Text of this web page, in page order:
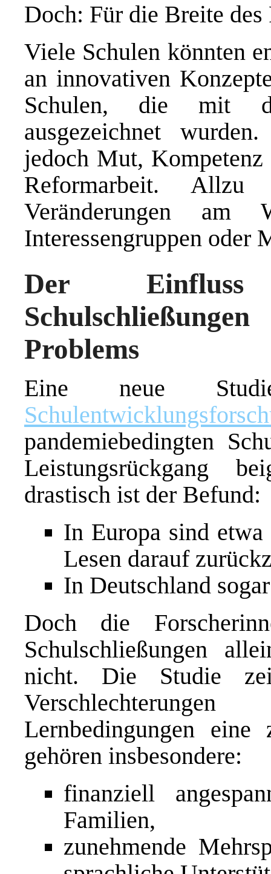
Doch: Für die Breite
Viele Schulen könnten
an innovativen
Schulen, die mit
ausgezeichnet
jedoch Mut,
Reformarbeit.
Veränderungen am
Interessengruppen oder
Der
Problems
Eine neue
pandemiebedingten
Leistungsrückgang
drastisch ist der Befund:
In Europa sind
Lesen darauf
In Deutschland
Doch die
Schulschließungen
nicht. Die Studie
Lernbedingungen
gehören insbesondere:
finanziell
Familien,
zunehmende